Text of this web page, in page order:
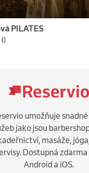
PILATES
umožňuje
jako jsou
masáže,
Dostupná
Android a iOS.